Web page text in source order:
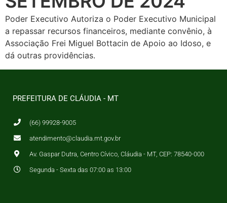
Poder Executivo Autoriza o Poder Executivo Municipal
a repassar recursos financeiros, mediante convênio, à
Associação Frei Miguel Bottacin de Apoio ao Idoso, e
dá outras providências.
PREFEITURA DE CLÁUDIA - MT
(66) 99928-9005
atendimento@claudia.mt.gov.br
Av. Gaspar Dutra, Centro Cívico, Cláudia - MT, CEP: 78540-000
Segunda - Sexta das 07:00 as 13:00